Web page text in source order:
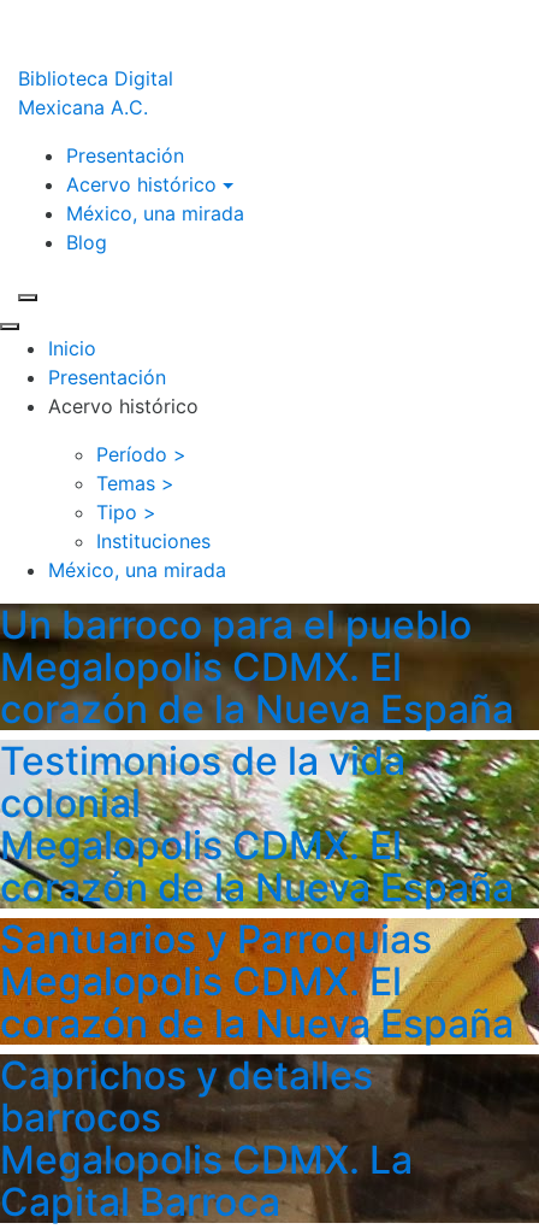
Biblioteca Digital
Mexicana A.C.
Presentación
Acervo histórico
México, una mirada
Blog
Inicio
Presentación
Acervo histórico
Período >
Temas >
Tipo >
Instituciones
México, una mirada
Un barroco para el pueblo
Megalopolis CDMX. El
corazón de la Nueva España
Testimonios de la vida
colonial
Megalopolis CDMX. El
corazón de la Nueva España
Santuarios y Parroquias
Megalopolis CDMX. El
corazón de la Nueva España
Caprichos y detalles
barrocos
Megalopolis CDMX. La
Capital Barroca